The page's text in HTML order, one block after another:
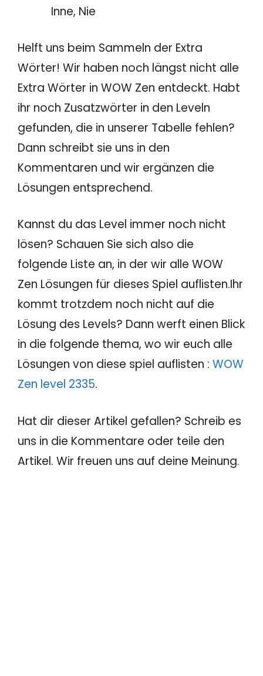
Inne, Nie
Helft uns beim Sammeln der Extra
Wörter! Wir haben noch längst nicht alle
Extra Wörter in WOW Zen entdeckt. Habt
ihr noch Zusatzwörter in den Leveln
gefunden, die in unserer Tabelle fehlen?
Dann schreibt sie uns in den
Kommentaren und wir ergänzen die
Lösungen entsprechend.
Kannst du das Level immer noch nicht
lösen? Schauen Sie sich also die
folgende Liste an, in der wir alle WOW
Zen Lösungen für dieses Spiel auflisten.Ihr
kommt trotzdem noch nicht auf die
Lösung des Levels? Dann werft einen Blick
in die folgende thema, wo wir euch alle
Lösungen von diese spiel auflisten : WOW
Zen level 2335.
Hat dir dieser Artikel gefallen? Schreib es
uns in die Kommentare oder teile den
Artikel. Wir freuen uns auf deine Meinung.